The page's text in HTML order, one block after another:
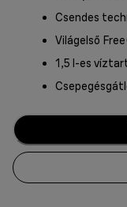
Csendes
Világelső
1,5 l-es